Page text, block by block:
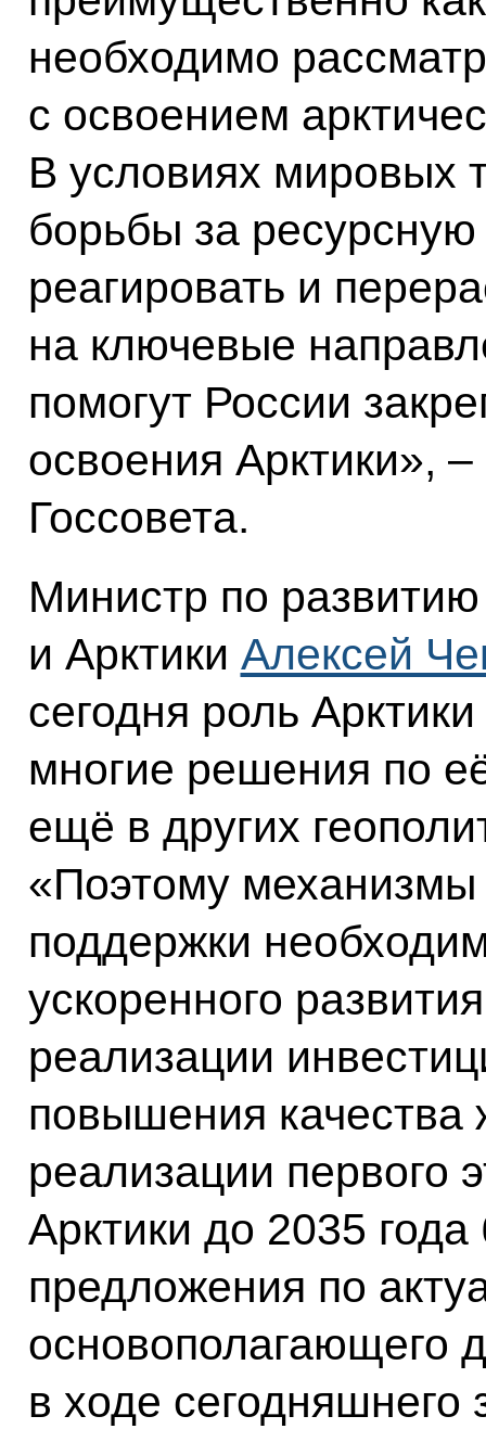
необходимо
с освоением
В условиях мировых
борьбы за
реагировать и
на ключевые
помогут России
освоения Арктики»,
Госсовета.
Министр по
и Арктики Алексей
сегодня роль
многие решения по
ещё в других
«Поэтому механизмы
поддержки
ускоренного
реализации
повышения
реализации первого
Арктики до 2035
предложения по
основополагающего
в ходе сегодняшнего